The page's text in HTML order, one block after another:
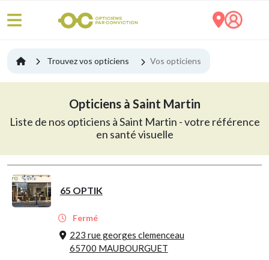
Trouvez vos opticiens Vos opticiens
Opticiens à Saint Martin
Liste de nos opticiens à Saint Martin - votre référence
en santé visuelle
65 OPTIK
Fermé
223 rue georges clemenceau
65700 MAUBOURGUET